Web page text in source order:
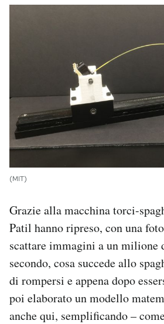
(MIT)
Grazie alla macchina torci-
Patil hanno ripreso, con una
scattare immagini a un milione
secondo, cosa succede allo
di rompersi e appena dopo
poi elaborato un modello
anche qui, semplificando –